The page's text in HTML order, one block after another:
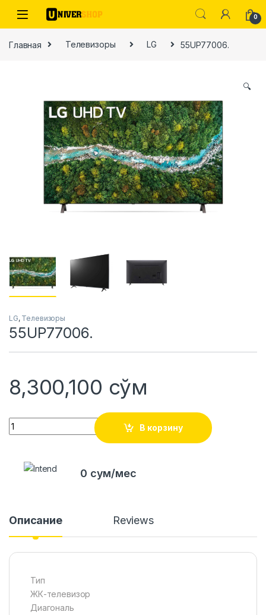
Skip to navigation
Skip to content
0
Главная Телевизоры LG 55UP77006.
🔍
LG, Телевизоры
55UP77006.
8,300,100 сўм
Quantity
В корзину
0 сум/мес
Описание Reviews
Тип
ЖК-телевизор
Диагональ